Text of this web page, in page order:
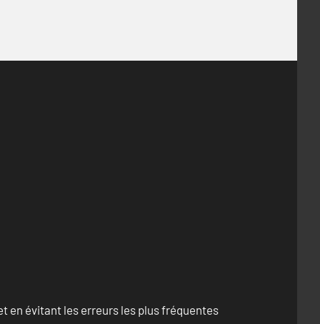
en évitant les erreurs les plus fréquentes